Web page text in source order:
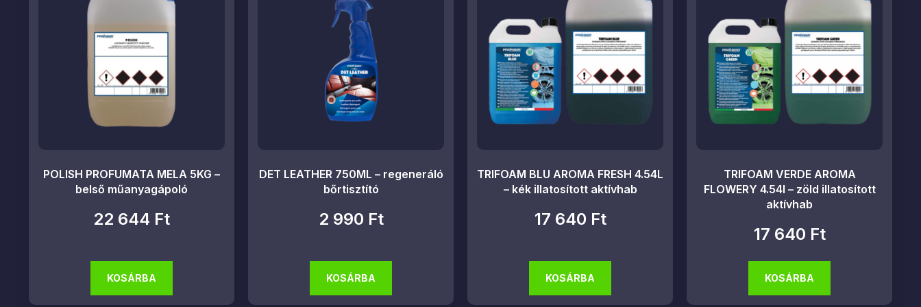
POLISH PROFUMATA MELA 5KG –
belső műanyagápoló
22 644 Ft
KOSÁRBA
DET LEATHER 750ML – regeneráló
bőrtisztító
2 990 Ft
KOSÁRBA
TRIFOAM BLU AROMA FRESH 4.54L
– kék illatosított aktívhab
17 640 Ft
KOSÁRBA
TRIFOAM VERDE AROMA
FLOWERY 4.54l – zöld illatosított
aktívhab
17 640 Ft
KOSÁRBA